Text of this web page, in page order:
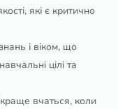
які є критично
і віком, що
цілі та
вчаться, коли